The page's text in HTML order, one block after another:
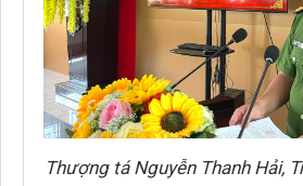
Thượng tá Nguyễn Thanh Hải,